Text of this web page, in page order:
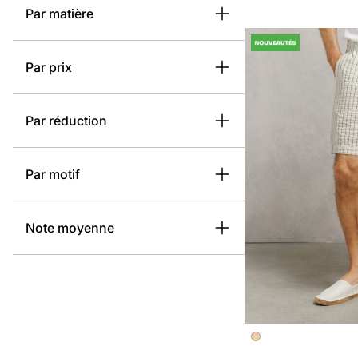
Par matière
Par prix
Par réduction
Par motif
Note moyenne
Image précédente
Image suivante